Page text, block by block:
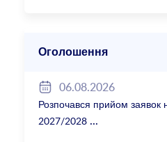
Оголошення
06.08.2026
Розпочався прийом заявок
2027/2028